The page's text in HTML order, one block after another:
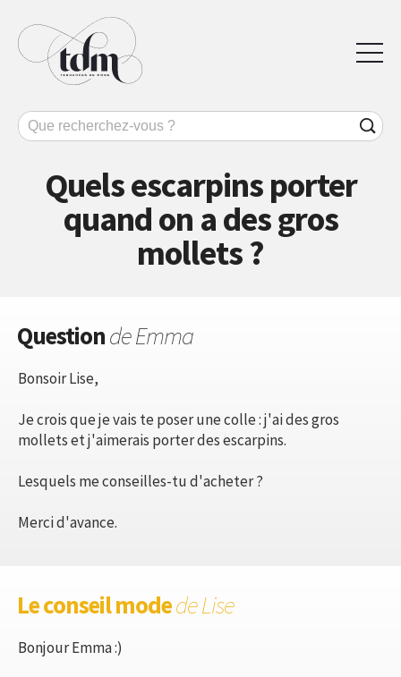
Quels escarpins porter
quand on a des gros
mollets ?
Questionde Emma
Bonsoir Lise,
Je crois que je vais te poser une colle : j'ai des gros
mollets et j'aimerais porter des escarpins.
Lesquels me conseilles-tu d'acheter ?
Merci d'avance.
Le conseil modede Lise
Bonjour Emma :)